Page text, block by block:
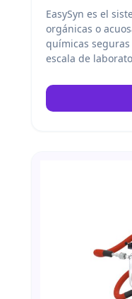
EasySyn es el
orgánicas o
químicas
escala de